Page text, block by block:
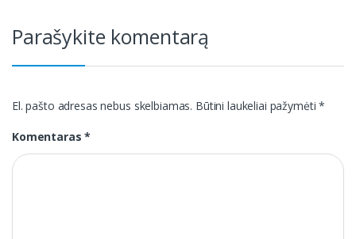
Parašykite komentarą
El. pašto adresas nebus skelbiamas. Būtini laukeliai pažymėti*
Komentaras*